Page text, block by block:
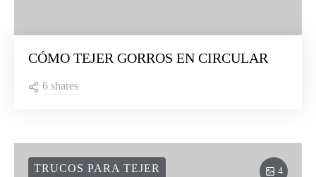
CÓMO TEJER GORROS EN CIRCULAR
6 shares
4
TRUCOS PARA TEJER